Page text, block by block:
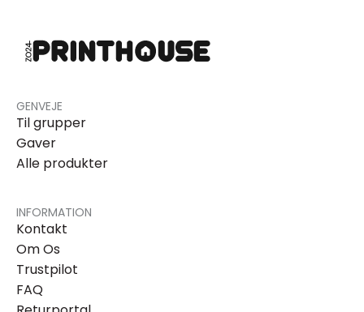
GENVEJE
Til grupper
Gaver
Alle produkter
INFORMATION
Kontakt
Om Os
Trustpilot
FAQ